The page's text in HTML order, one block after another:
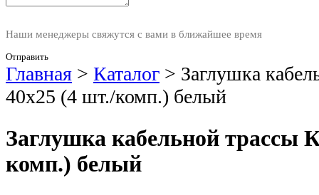
Наши менеджеры свяжутся с вами в ближайшее время
Отправить
Главная > Каталог > Заглушка
40х25 (4 шт./комп.) белый
Заглушка кабельной трассы
комп.) белый